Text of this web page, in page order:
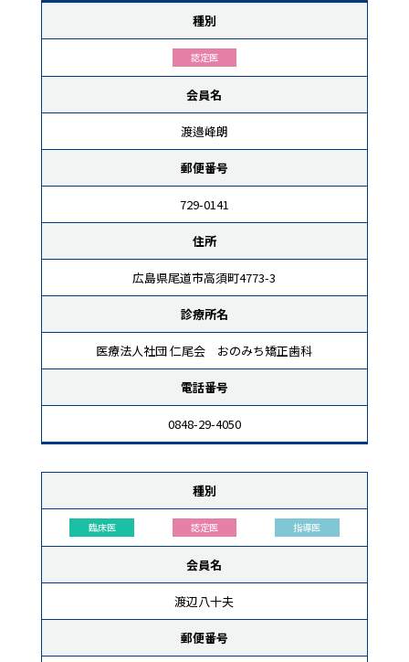
種別
認定医
会員名
渡邉峰朗
郵便番号
729-0141
住所
広島県尾道市高須町4773-3
診療所名
医療法人社団 仁尾会 おのみち矯正歯科
電話番号
0848-29-4050
種別
臨床医 認定医 指導医
会員名
渡辺八十夫
郵便番号